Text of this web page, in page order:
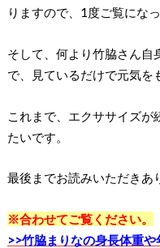
りますので、1度ご覧にな
そして、何より竹脇さん自
で、見ているだけで元気を
これまで、エクササイズが
たいです。
最後までお読みいただきあ
※合わせてご覧ください。
>>竹脇まりなの身長体重